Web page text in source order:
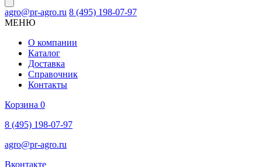
agro@pr-agro.ru 8 (495) 198-07-97
МЕНЮ
О компании
Каталог
Доставка
Справочник
Контакты
Корзина 0
8 (495) 198-07-97
agro@pr-agro.ru
Вконтакте